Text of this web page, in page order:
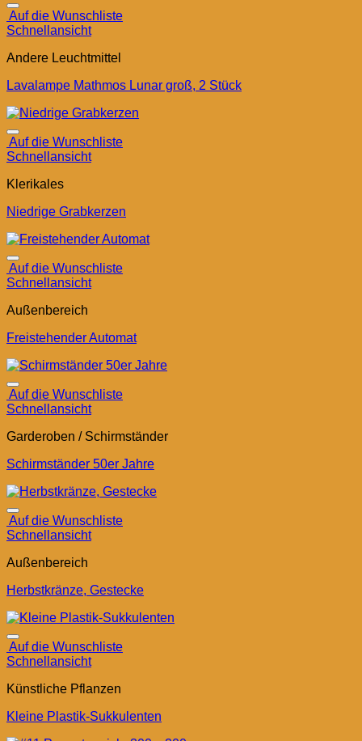
Auf die Wunschliste
Schnellansicht
Andere Leuchtmittel
Lavalampe Mathmos Lunar groß, 2 Stück
Auf die Wunschliste
Schnellansicht
Klerikales
Niedrige Grabkerzen
Auf die Wunschliste
Schnellansicht
Außenbereich
Freistehender Automat
Auf die Wunschliste
Schnellansicht
Garderoben / Schirmständer
Schirmständer 50er Jahre
Auf die Wunschliste
Schnellansicht
Außenbereich
Herbstkränze, Gestecke
Auf die Wunschliste
Schnellansicht
Künstliche Pflanzen
Kleine Plastik-Sukkulenten